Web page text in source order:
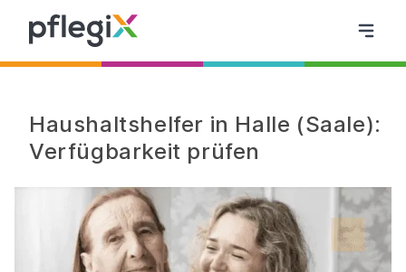
Haushaltshelfer in Halle (Saale):
Verfügbarkeit prüfen